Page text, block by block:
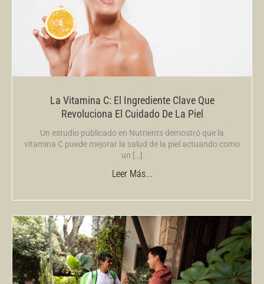
La Vitamina C: El Ingrediente Clave Que
Revoluciona El Cuidado De La Piel
Un estudio publicado en Nutrients demostró que la
vitamina C puede mejorar la salud de la piel actuando como
un […]
Leer Más...